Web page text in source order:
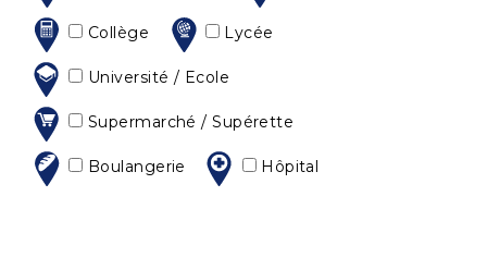
Collège Lycée
Université / Ecole
Supermarché / Supérette
Boulangerie Hôpital